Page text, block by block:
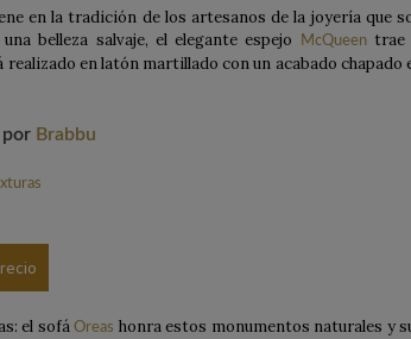
en la tradición de los artesanos de la joyería que
belleza salvaje, el elegante espejo
McQueentrae
en latón martillado con un acabado chapado
Brabbu
el sofáOreas honra estos monumentos naturales y